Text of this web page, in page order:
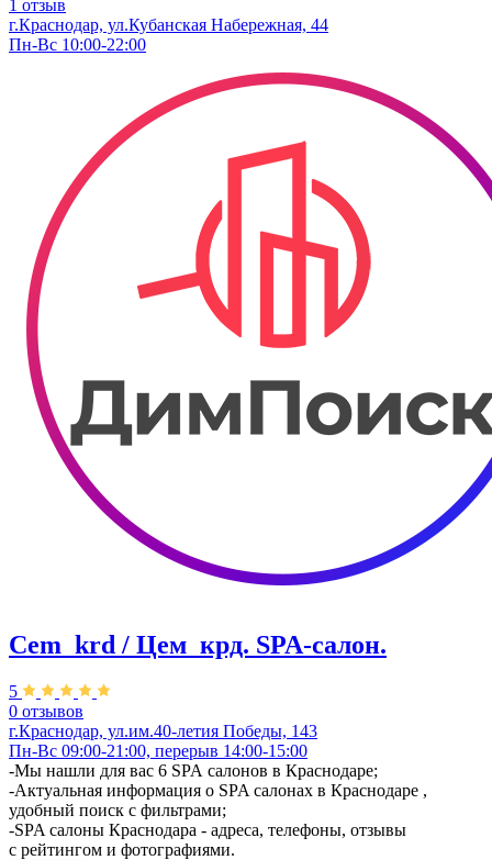
1 отзыв
г.Краснодар, ул.Кубанская Набережная, 44
Пн-Вс 10:00-22:00
Cem_krd / Цем_крд. SPA-салон.
5
0 отзывов
г.Краснодар, ул.им.40-летия Победы, 143
Пн-Вс 09:00-21:00, перерыв 14:00-15:00
-Мы нашли для вас 6 SPA салонов в Краснодаре;
-Актуальная информация о SPA салонах в Краснодаре ,
удобный поиск с фильтрами;
-SPA салоны Краснодара - адреса, телефоны, отзывы
с рейтингом и фотографиями.